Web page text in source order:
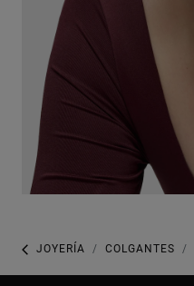
JOYERÍA COLGANTES